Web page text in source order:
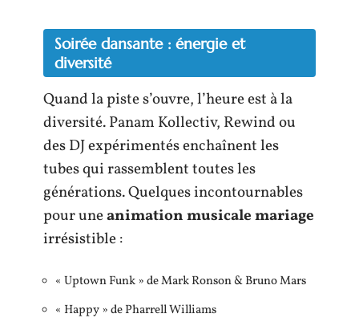
Soirée dansante : énergie et
diversité
Quand la piste s’ouvre, l’heure est à la
diversité. Panam Kollectiv, Rewind ou
des DJ expérimentés enchaînent les
tubes qui rassemblent toutes les
générations. Quelques incontournables
pour uneanimation musicale mariage
irrésistible :
« Uptown Funk » de Mark Ronson & Bruno Mars
« Happy » de Pharrell Williams